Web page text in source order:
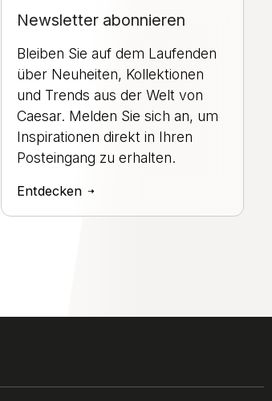
Newsletter abonnieren
Bleiben Sie auf dem Laufenden
über Neuheiten, Kollektionen
und Trends aus der Welt von
Caesar. Melden Sie sich an, um
Inspirationen direkt in Ihren
Posteingang zu erhalten.
Entdecken